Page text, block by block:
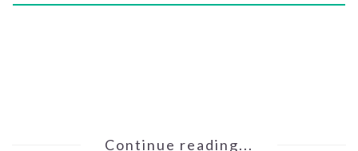
Continue reading...